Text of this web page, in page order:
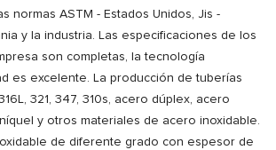
normas ASTM - Estados Unidos, Jis -
y la industria. Las especificaciones de los
son completas, la tecnología
es excelente. La producción de tuberías
321, 347, 310s, acero dúplex, acero
y otros materiales de acero inoxidable.
de diferente grado con espesor de